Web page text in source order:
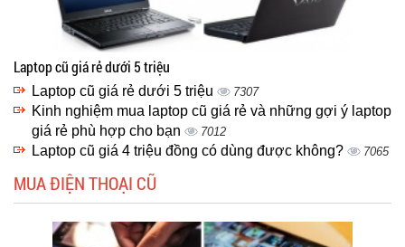
Laptop cũ giá rẻ dưới 5 triệu
Laptop cũ giá rẻ dưới 5 triệu 7307
Kinh nghiệm mua laptop cũ giá rẻ và những gợi ý laptop
giá rẻ phù hợp cho bạn
7012
Laptop cũ giá 4 triệu đồng có dùng được không? 7065
MUA ĐIỆN THOẠI CŨ